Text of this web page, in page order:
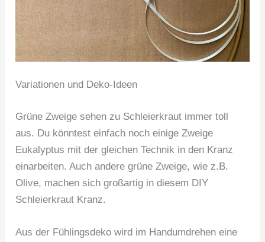
Variationen und Deko-Ideen
Grüne Zweige sehen zu Schleierkraut immer toll
aus. Du könntest einfach noch einige Zweige
Eukalyptus mit der gleichen Technik in den Kranz
einarbeiten. Auch andere grüne Zweige, wie z.B.
Olive, machen sich großartig in diesem DIY
Schleierkraut Kranz.
Aus der Fühlingsdeko wird im Handumdrehen eine